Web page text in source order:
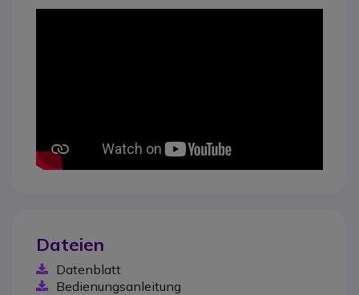
Dateien
Datenblatt
Bedienungsanleitung